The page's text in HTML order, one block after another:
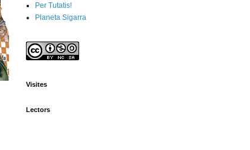
Per Tutatis!
Planeta Sigarra
Visites
Lectors